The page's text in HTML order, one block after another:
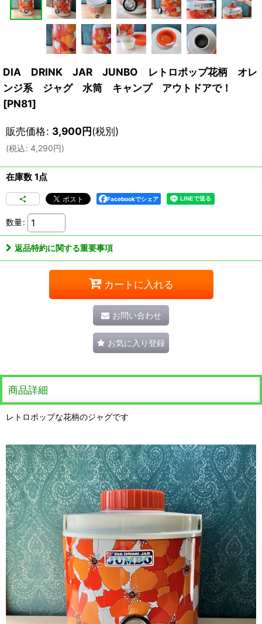
DIA DRINK JAR JUNBO レトロポップ花柄 オレ
ンジ系 ジャグ 水筒 キャンプ アウトドアで！
[PN81]
販売価格: 3,900円(税別)
(税込: 4,290円)
在庫数 1点
Facebookでシェア
数量:
返品特約に関する重要事項
カートに入れる
お問い合わせ
お気に入り登録
商品詳細
レトロポップな花柄のジャグです